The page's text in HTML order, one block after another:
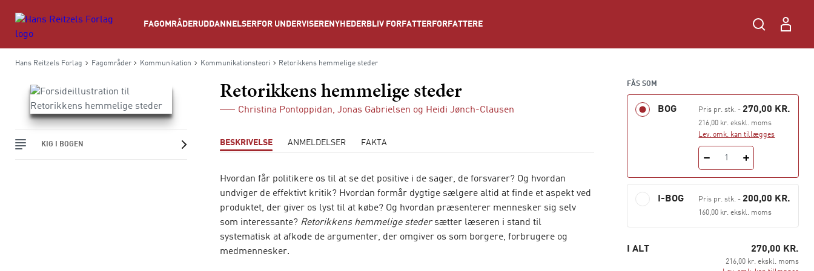
FAGOMRÅDERUDDANNELSER FOR UNDERVISERE NYHEDER BLIV FORFATTER FORFATTERE
Hans Reitzels Forlag Fagområder Kommunikation Kommunikationsteori Retorikkens hemmelige steder
KIG I BOGEN
Retorikkens hemmelige steder
Christina Pontoppidan,Jonas Gabrielsen og Heidi Jønch-Clausen
BESKRIVELSE ANMELDELSER FAKTA
Hvordan får politikere os til at se det positive i de sager, de forsvarer? Og hvordan
undviger de effektivt kritik? Hvordan formår dygtige sælgere altid at finde et aspekt ved
produktet, der giver os lyst til at købe? Og hvordan præsenterer mennesker sig selv
som interessante? Retorikkens hemmelige stedersætter læseren i stand til
systematisk at afkode de argumenter, der omgiver os som borgere, forbrugere og
medmennesker.
FÅS SOM
BOG Pris pr. stk. - 270,00 KR.
216,00 kr. ekskl. moms
Lev. omk. kan tillægges
1
I-BOG Pris pr. stk. - 200,00 KR.
160,00 kr. ekskl. moms
I ALT 270,00 KR.
216,00 kr. ekskl. moms